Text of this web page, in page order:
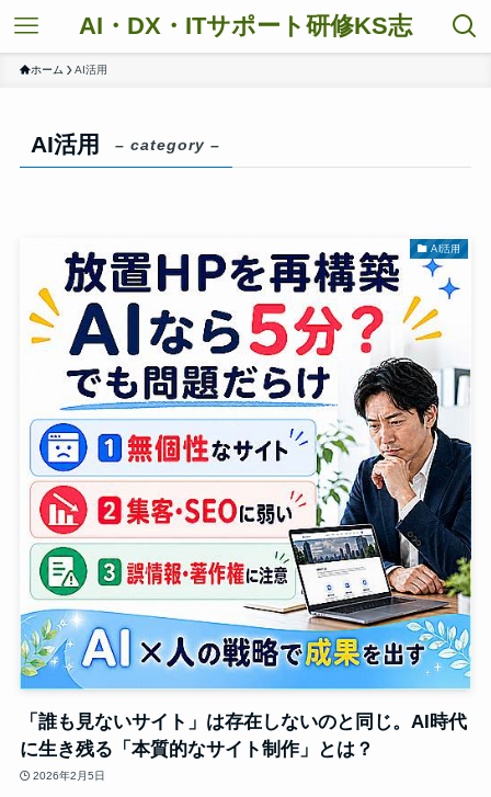
AI・DX・ITサポート研修KS志
ホーム AI活用
AI活用 – category –
AI活用
「誰も見ないサイト」は存在しないのと同じ。AI時代
に生き残る「本質的なサイト制作」とは？
2026年2月5日